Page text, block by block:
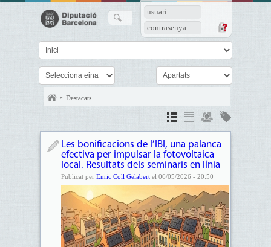
usuari
contrasenya
Destacats
Les bonificacions de l’IBI, una palanca
efectiva per impulsar la fotovoltaica
local. Resultats dels seminaris en línia
Publicat per Enric Coll Gelabertel 06/05/2026 - 20:50